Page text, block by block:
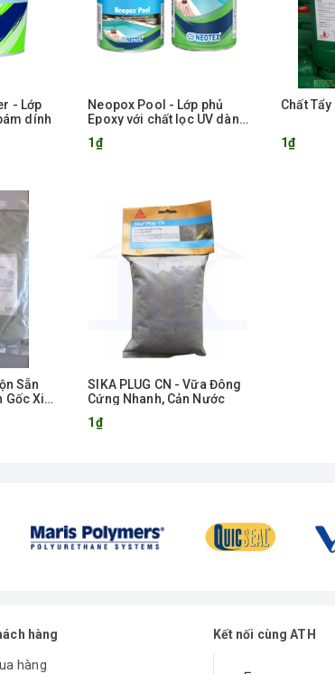
- Lớp
dính
Neopox Pool - Lớp phủ
Epoxy với chất lọc UV dành
1₫
Chất
1₫
Sẵn
Gốc Xi
SIKA PLUG CN - Vữa Đông
Cứng Nhanh, Cản Nước
1₫
hàng
hàng
Kết nối cùng ATH